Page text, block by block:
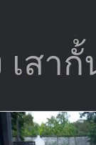
เสา